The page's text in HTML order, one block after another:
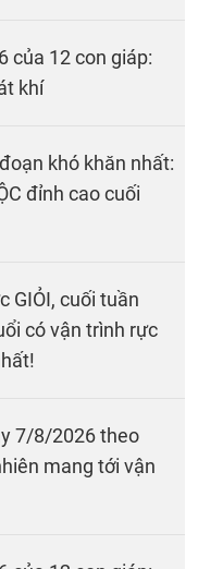
của 12 con giáp:
khí
khó khăn nhất:
đỉnh cao cuối
GIỎI, cuối tuần
có vận trình rực
7/8/2026 theo
mang tới vận